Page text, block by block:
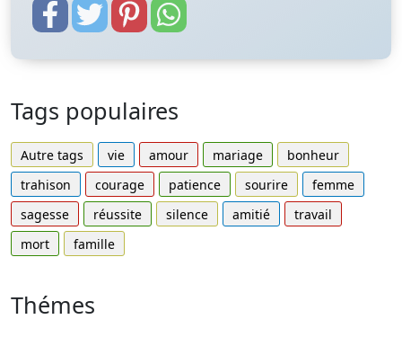
Tags populaires
Autre tags vie amour mariage
bonheur
trahison
courage patience sourire
femme
sagesse
réussite silence amitié
travail
mort
famille
Thémes